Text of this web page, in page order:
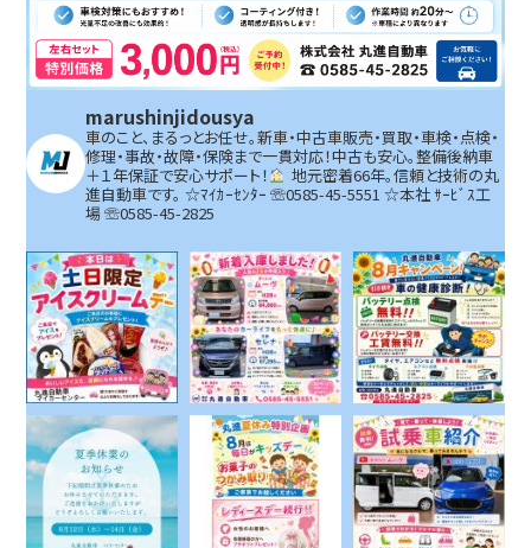
marushinjidousya
車のこと、まるっとお任せ。新車・中古車販売・買取・車検・点検・
修理・事故・故障・保険まで一貫対応！中古も安心。整備後納車
＋１年保証で安心サポート！
地元密着66年。信頼と技術の丸
進自動車です。 ☆ﾏｲｶｰｾﾝﾀｰ ☏0585-45-5551 ☆本社 ｻｰﾋﾞｽ工
場 ☏0585-45-2825